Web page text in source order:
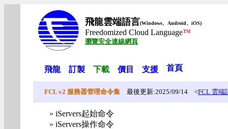
飛龍雲端語言(Windows、Android、iOS)
Freedomized Cloud Language™
瀏覽安全連線網頁
飛龍 訂製 下載 價目 支援 首頁
FCL v2 服務器管理命令集 最後更新:2025/09/14 <FCL 雲端
» iServers起始命令
» iServers操作命令